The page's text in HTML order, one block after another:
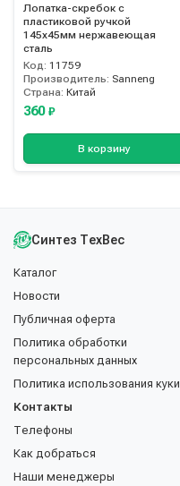
Лопатка-скребок с
пластиковой ручкой
145х45мм нержавеющая
сталь
Код: 11759
Производитель: Sanneng
Страна: Китай
360 ₽
В корзину
Синтез ТехВес
Каталог
Новости
Публичная оферта
Политика обработки
персональных данных
Политика использования куки
Контакты
Телефоны
Как добраться
Наши менеджеры